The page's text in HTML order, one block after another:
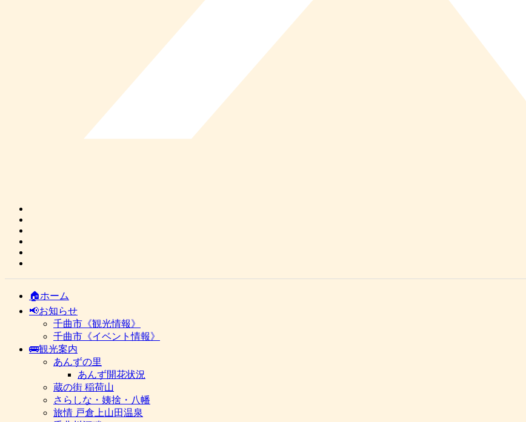
🏠ホーム
📢お知らせ
千曲市《観光情報》
千曲市《イベント情報》
🚌観光案内
あんずの里
あんず開花状況
蔵の街 稲荷山
さらしな・姨捨・八幡
旅情 戸倉上山田温泉